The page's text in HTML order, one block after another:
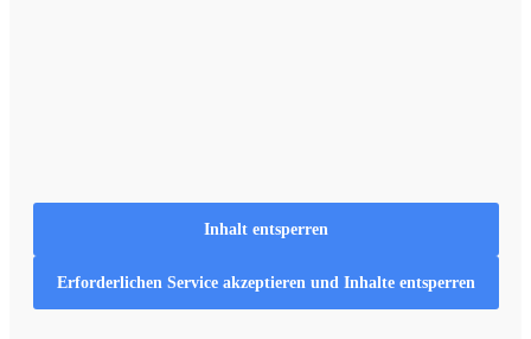
Inhalt entsperren
Erforderlichen Service akzeptieren und Inhalte entsperren